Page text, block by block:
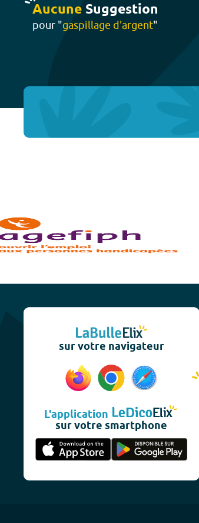
Aucune Suggestion
pour "gaspillage d'argent"
sur votre navigateur
L'application
sur votre smartphone